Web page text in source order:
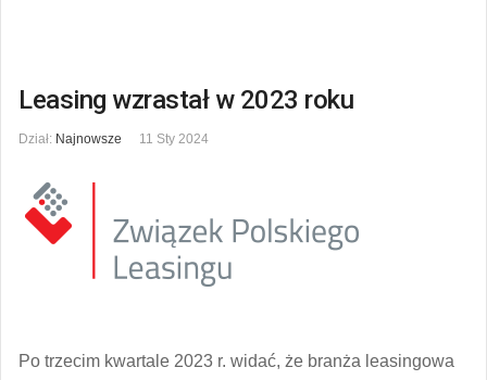
Leasing wzrastał w 2023 roku
Dział: Najnowsze 11 Sty 2024
Po trzecim kwartale 2023 r. widać, że branża leasingowa